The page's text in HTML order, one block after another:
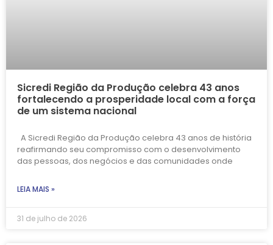
Sicredi Região da Produção celebra 43 anos
fortalecendo a prosperidade local com a força
de um sistema nacional
A Sicredi Região da Produção celebra 43 anos de história
reafirmando seu compromisso com o desenvolvimento
das pessoas, dos negócios e das comunidades onde
LEIA MAIS »
31 de julho de 2026